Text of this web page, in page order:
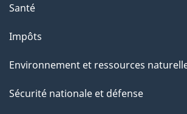
s
u
c
e
Santé
Impôts
Environnement et ressources
Sécurité nationale et défense